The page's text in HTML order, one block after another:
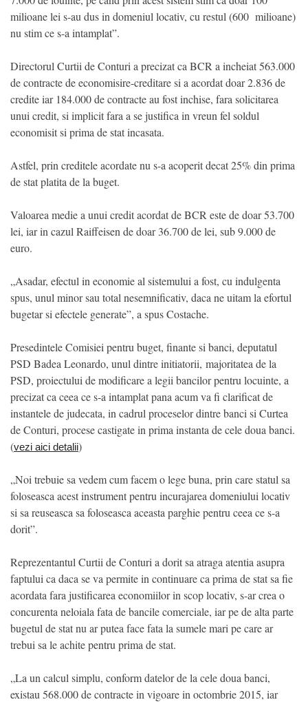
milioane lei s-au dus in domeniul locativ, cu restul (600 milioane)
nu stim ce s-a intamplat”.
Directorul Curtii de Conturi a precizat ca BCR a incheiat 563.000
de contracte de economisire-creditare si a acordat doar 2.836 de
credite iar 184.000 de contracte au fost inchise, fara solicitarea
unui credit, si implicit fara a se justifica in vreun fel soldul
economisit si prima de stat incasata.
Astfel, prin creditele acordate nu s-a acoperit decat 25% din prima
de stat platita de la buget.
Valoarea medie a unui credit acordat de BCR este de doar 53.700
lei, iar in cazul Raiffeisen de doar 36.700 de lei, sub 9.000 de
euro.
„Asadar, efectul in economie al sistemului a fost, cu indulgenta
spus, unul minor sau total nesemnificativ, daca ne uitam la efortul
bugetar si efectele generate”, a spus Costache.
Presedintele Comisiei pentru buget, finante si banci, deputatul
PSD Badea Leonardo, unul dintre initiatorii, majoritatea de la
PSD, proiectului de modificare a legii bancilor pentru locuinte, a
precizat ca ceea ce s-a intamplat pana acum va fi clarificat de
instantele de judecata, in cadrul proceselor dintre banci si Curtea
de Conturi, procese castigate in prima instanta de cele doua banci.
(vezi aici detalii)
„Noi trebuie sa vedem cum facem o lege buna, prin care statul sa
foloseasca acest instrument pentru incurajarea domeniului locativ
si sa reuseasca sa foloseasca aceasta parghie pentru ceea ce s-a
dorit”.
Reprezentantul Curtii de Conturi a dorit sa atraga atentia asupra
faptului ca daca se va permite in continuare ca prima de stat sa fie
acordata fara justificarea economiilor in scop locativ, s-ar crea o
concurenta neloiala fata de bancile comerciale, iar pe de alta parte
bugetul de stat nu ar putea face fata la sumele mari pe care ar
trebui sa le achite pentru prima de stat.
„La un calcul simplu, conform datelor de la cele doua banci,
existau 568.000 de contracte in vigoare in octombrie 2015, iar